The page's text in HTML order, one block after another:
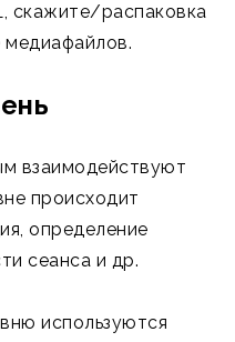
скажите/распаковка
взаимодействуют
происходит
определение
сеанса и др.
используются